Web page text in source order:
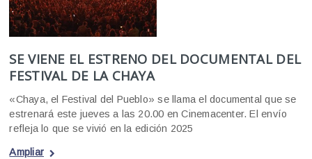
SE VIENE EL ESTRENO DEL DOCUMENTAL DEL
FESTIVAL DE LA CHAYA
«Chaya, el Festival del Pueblo» se llama el documental que se
estrenará este jueves a las 20.00 en Cinemacenter. El envío
refleja lo que se vivió en la edición 2025
Ampliar